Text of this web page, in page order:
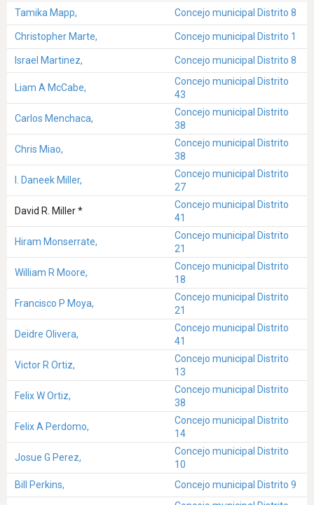
Tamika Mapp, Concejo municipal Distrito 8
Christopher Marte, Concejo municipal Distrito 1
Israel Martinez, Concejo municipal Distrito 8
Liam A McCabe,
Concejo municipal Distrito
43
Carlos Menchaca,
Concejo municipal Distrito
38
Chris Miao,
Concejo municipal Distrito
38
I. Daneek Miller,
Concejo municipal Distrito
27
David R. Miller *
Concejo municipal Distrito
41
Hiram Monserrate,
Concejo municipal Distrito
21
William R Moore,
Concejo municipal Distrito
18
Francisco P Moya,
Concejo municipal Distrito
21
Deidre Olivera,
Concejo municipal Distrito
41
Victor R Ortiz,
Concejo municipal Distrito
13
Felix W Ortiz,
Concejo municipal Distrito
38
Felix A Perdomo,
Concejo municipal Distrito
14
Josue G Perez,
Concejo municipal Distrito
10
Bill Perkins,
Concejo municipal Distrito 9